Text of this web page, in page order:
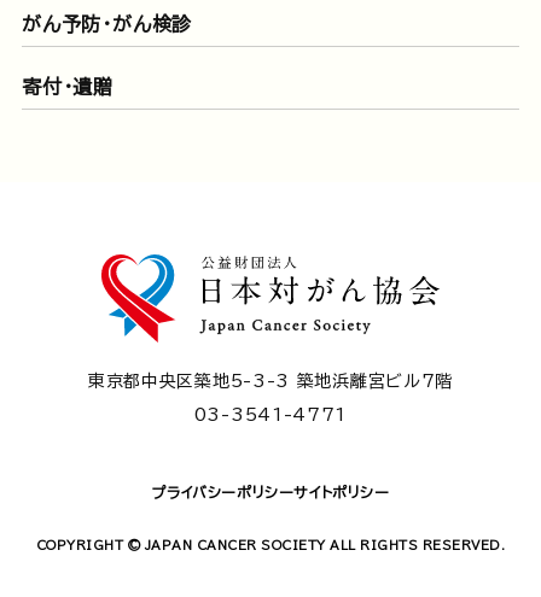
がん予防・がん検診
寄付・遺贈
東京都中央区築地5-3-3 築地浜離宮ビル7階
03-3541-4771
プライバシーポリシーサイトポリシー
COPYRIGHT © JAPAN CANCER SOCIETY ALL RIGHTS RESERVED.